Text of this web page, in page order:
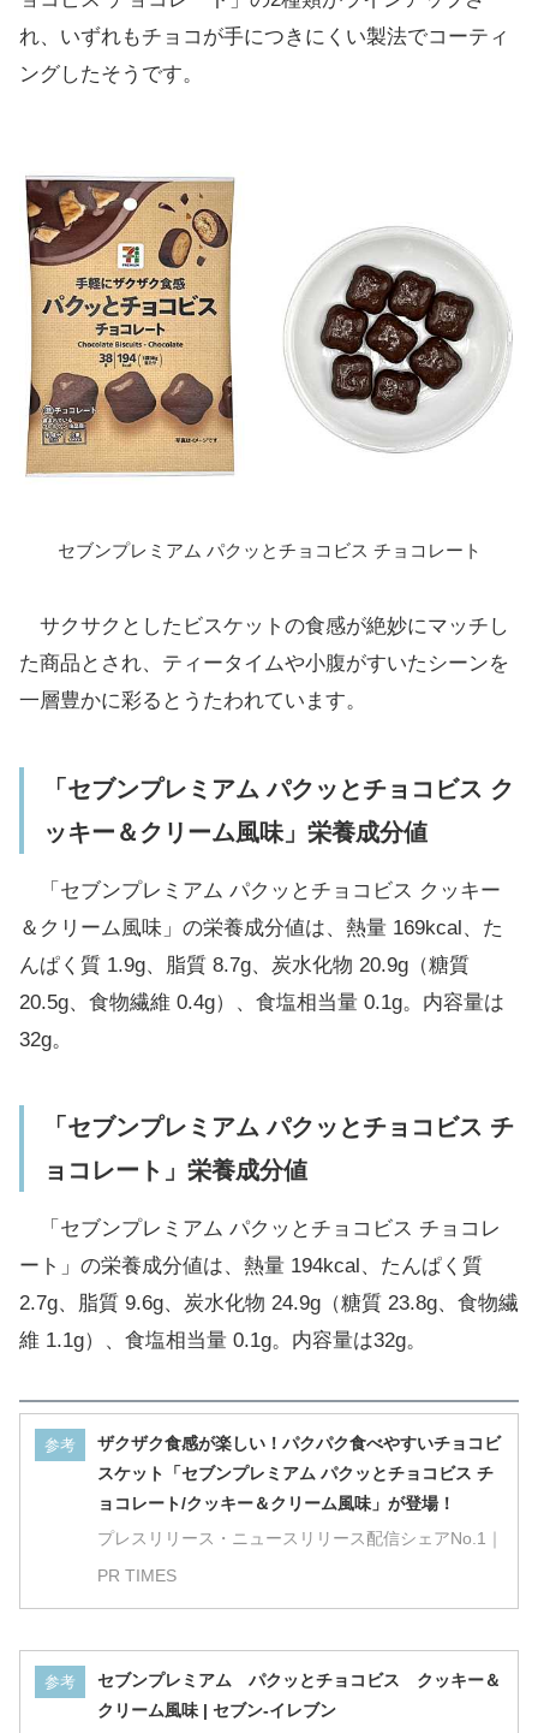
れ、いずれもチョコが手につきにくい製法でコーティ
ングしたそうです。
セブンプレミアム パクッとチョコビス チョコレート
サクサクとしたビスケットの食感が絶妙にマッチし
た商品とされ、ティータイムや小腹がすいたシーンを
一層豊かに彩るとうたわれています。
「セブンプレミアム パクッとチョコビス ク
ッキー＆クリーム風味」栄養成分値
「セブンプレミアム パクッとチョコビス クッキー
＆クリーム風味」の栄養成分値は、熱量 169kcal、た
んぱく質 1.9g、脂質 8.7g、炭水化物 20.9g（糖質
20.5g、食物繊維 0.4g）、食塩相当量 0.1g。内容量は
32g。
「セブンプレミアム パクッとチョコビス チ
ョコレート」栄養成分値
「セブンプレミアム パクッとチョコビス チョコレ
ート」の栄養成分値は、熱量 194kcal、たんぱく質
2.7g、脂質 9.6g、炭水化物 24.9g（糖質 23.8g、食物繊
維 1.1g）、食塩相当量 0.1g。内容量は32g。
参考
ザクザク食感が楽しい！パクパク食べやすいチョコビ
スケット「セブンプレミアム パクッとチョコビス チ
ョコレート/クッキー＆クリーム風味」が登場！
プレスリリース・ニュースリリース配信シェアNo.1｜
PR TIMES
参考
セブンプレミアム パクッとチョコビス クッキー＆
クリーム風味 | セブン-イレブン